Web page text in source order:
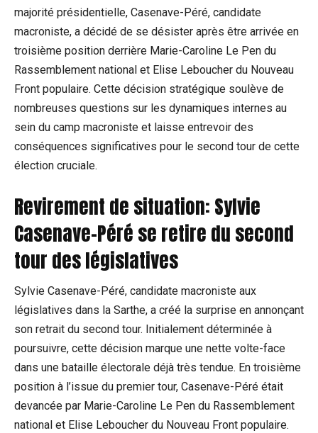
majorité présidentielle, Casenave-Péré, candidate
macroniste, a décidé de se désister après être arrivée en
troisième position derrière Marie-Caroline Le Pen du
Rassemblement national et Elise Leboucher du Nouveau
Front populaire. Cette décision stratégique soulève de
nombreuses questions sur les dynamiques internes au
sein du camp macroniste et laisse entrevoir des
conséquences significatives pour le second tour de cette
élection cruciale.
Revirement de situation: Sylvie
Casenave-Péré se retire du second
tour des législatives
Sylvie Casenave-Péré, candidate macroniste aux
législatives dans la Sarthe, a créé la surprise en annonçant
son retrait du second tour. Initialement déterminée à
poursuivre, cette décision marque une nette volte-face
dans une bataille électorale déjà très tendue. En troisième
position à l’issue du premier tour, Casenave-Péré était
devancée par Marie-Caroline Le Pen du Rassemblement
national et Elise Leboucher du Nouveau Front populaire.